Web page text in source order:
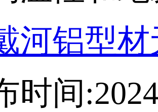
河铝型
时间